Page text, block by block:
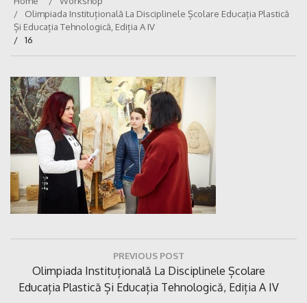
Olimpiada Instituțională La Disciplinele Școlare Educația Plastică
Și Educația Tehnologică, Ediția A IV
16
articole
PREVIOUS POST
Previous
Post:
Olimpiada Instituțională La Disciplinele Școlare
Educația Plastică Și Educația Tehnologică, Ediția A IV